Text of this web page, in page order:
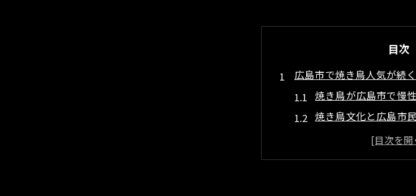
目次
広島市で焼き鳥人気が続
焼き鳥が広島市で慢
焼き鳥文化と広島市
焼き鳥の伝統と新し
焼き鳥人気を支える